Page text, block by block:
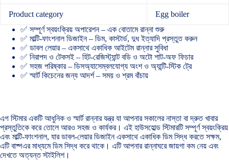
Product category
Egg boiler
✅ সম্পূর্ণ স্বয়ংক্রিয় অপারেশন – এক বোতামে রান্না শুরু
✅ মাল্টি-ফাংশনাল ডিজাইন – ডিম, কাস্টার্ড, দুধ ইত্যাদি প্রস্তুত করুন
✅ ডাবল লেয়ার – একসাথে একাধিক আইটেম রান্নার সুবিধা
✅ নিরাপদ ও টেকসই – হিট-রেজিস্ট্যান্ট বডি ও অটো শাট-অফ ফিচার
✅ সহজ পরিষ্কার – ডিসঅ্যাসেম্বলযোগ্য অংশ ও অ্যান্টি-স্টিক ট্রে
✅ স্মার্ট কিচেনের জন্য আদর্শ – সময় ও শ্রম বাঁচায়
এগ স্টিমার একটি আধুনিক ও স্মার্ট রান্নার যন্ত্র যা আপনার সকালের নাস্তা বা দ্রুত খাবার
প্রস্তুতিকে করে তোলে আরও সহজ ও কার্যকর। এই হাউসহোল্ড স্টিমারটি সম্পূর্ণ স্বয়ংক্রিয়
এবং মাল্টি-ফাংশনাল, যার ডাবল-লেয়ার ডিজাইন একসাথে একাধিক ডিম সিদ্ধ করতে সক্ষম,
এটি বাষ্পএর মাধ্যমে ডিম সিদ্ধ করে থাকে। এটি আপনার রান্নাঘরে জায়গা কম নেয় এবং
দেখতে অত্যন্ত স্টাইলিশ।